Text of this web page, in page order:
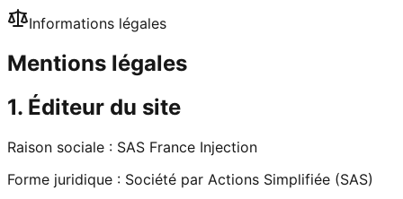
Informations légales
Mentions légales
1. Éditeur du site
Raison sociale : SAS France Injection
Forme juridique : Société par Actions Simplifiée (SAS)